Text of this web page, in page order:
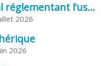
Arrêté préfectoral réglementant l’usage de l’eau
2026
2026